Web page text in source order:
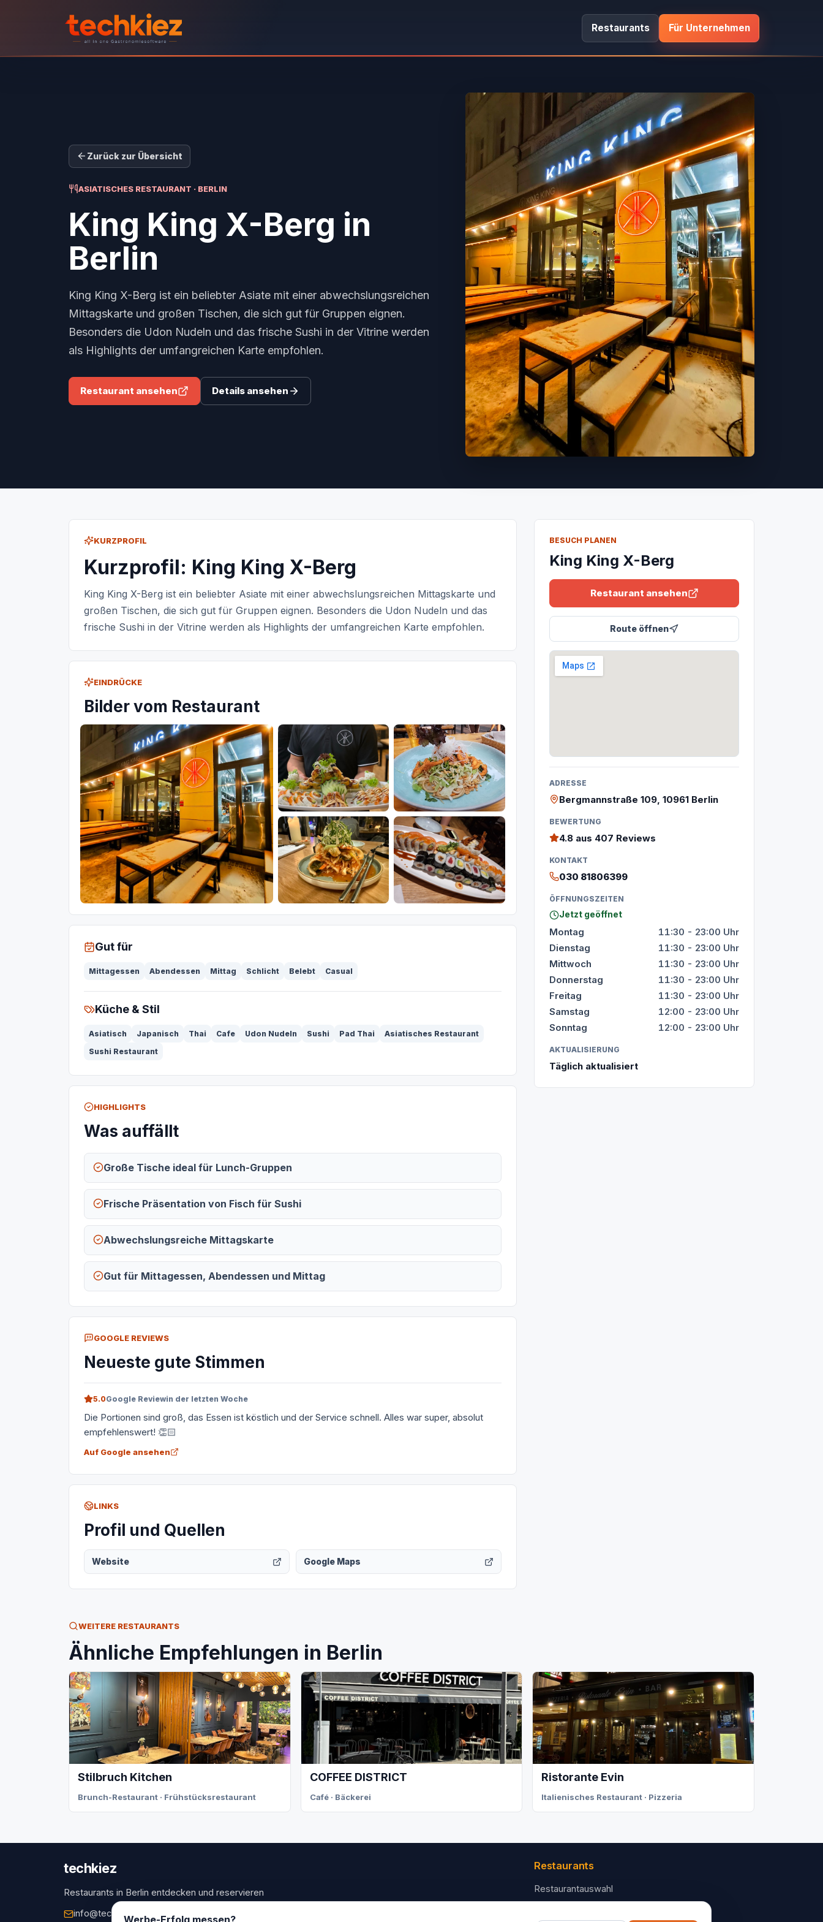
Restaurants Für Unternehmen
Zurück zur Übersicht
ASIATISCHES RESTAURANT · BERLIN
King King X-Berg in
Berlin
King King X-Berg ist ein beliebter Asiate mit einer abwechslungsreichen
Mittagskarte und großen Tischen, die sich gut für Gruppen eignen.
Besonders die Udon Nudeln und das frische Sushi in der Vitrine werden
als Highlights der umfangreichen Karte empfohlen.
Restaurant ansehen Details ansehen
KURZPROFIL
Kurzprofil: King King X-Berg
King King X-Berg ist ein beliebter Asiate mit einer abwechslungsreichen Mittagskarte und
großen Tischen, die sich gut für Gruppen eignen. Besonders die Udon Nudeln und das
frische Sushi in der Vitrine werden als Highlights der umfangreichen Karte empfohlen.
EINDRÜCKE
Bilder vom Restaurant
Gut für
Mittagessen Abendessen Mittag Schlicht Belebt Casual
Küche & Stil
Asiatisch Japanisch Thai Cafe Udon Nudeln Sushi Pad Thai
Asiatisches Restaurant
Sushi Restaurant
HIGHLIGHTS
Was auffällt
Große Tische ideal für Lunch-Gruppen
Frische Präsentation von Fisch für Sushi
Abwechslungsreiche Mittagskarte
Gut für Mittagessen, Abendessen und Mittag
GOOGLE REVIEWS
Neueste gute Stimmen
5.0Google Reviewin der letzten Woche
Die Portionen sind groß, das Essen ist köstlich und der Service schnell. Alles war super, absolut
empfehlenswert! 👏🏻
Auf Google ansehen
LINKS
Profil und Quellen
Website Google Maps
BESUCH PLANEN
King King X-Berg
Restaurant ansehen
Route öffnen
ADRESSE
Bergmannstraße 109, 10961 Berlin
BEWERTUNG
4.8 aus 407 Reviews
KONTAKT
030 81806399
ÖFFNUNGSZEITEN
Jetzt geöffnet
Montag
11:30 - 23:00 Uhr
Dienstag
11:30 - 23:00 Uhr
Mittwoch
11:30 - 23:00 Uhr
Donnerstag
11:30 - 23:00 Uhr
Freitag
11:30 - 23:00 Uhr
Samstag
12:00 - 23:00 Uhr
Sonntag
12:00 - 23:00 Uhr
AKTUALISIERUNG
Täglich aktualisiert
WEITERE RESTAURANTS
Ähnliche Empfehlungen in Berlin
Stilbruch Kitchen
Brunch-Restaurant · Frühstücksrestaurant
COFFEE DISTRICT
Café · Bäckerei
Ristorante Evin
Italienisches Restaurant · Pizzeria
techkiez
Restaurants in Berlin entdecken und reservieren
info@techkiez.de
Berlin, Deutschland
Restaurants
Restaurantauswahl